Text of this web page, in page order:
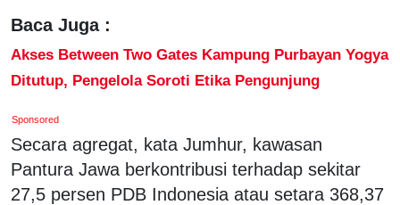
Baca Juga :
Akses Between Two Gates Kampung Purbayan Yogya
Ditutup, Pengelola Soroti Etika Pengunjung
Sponsored
Secara agregat, kata Jumhur, kawasan
Pantura Jawa berkontribusi terhadap sekitar
27,5 persen PDB Indonesia atau setara 368,37